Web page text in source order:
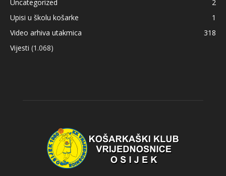
Uncategorized
2
Upisi u školu košarke
1
Video arhiva utakmica
318
Vijesti (1.068)